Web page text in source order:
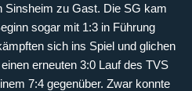
Sinsheim zu Gast. Die SG kam
sogar mit 1:3 in Führung
sich ins Spiel und glichen
erneuten 3:0 Lauf des TVS
7:4 gegenüber. Zwar konnte